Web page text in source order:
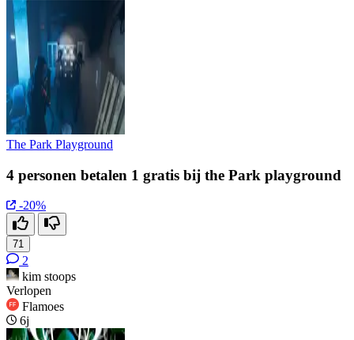
The Park Playground
4 personen betalen 1 gratis bij the Park playground
-20%
71
2
kim stoops
Verlopen
Flamoes
6j